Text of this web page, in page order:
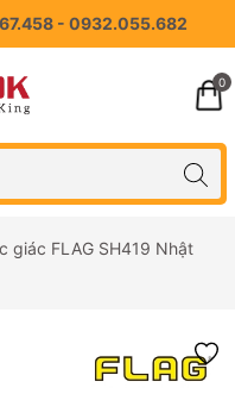
- 0932.055.682
0
giác FLAG SH419 Nhật